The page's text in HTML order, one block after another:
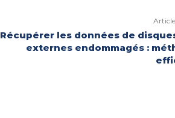
Récupérer les données de
externes endommagés :